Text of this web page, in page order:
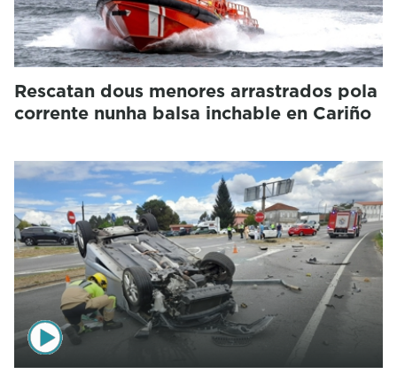
Rescatan dous menores arrastrados pola
corrente nunha balsa inchable en Cariño